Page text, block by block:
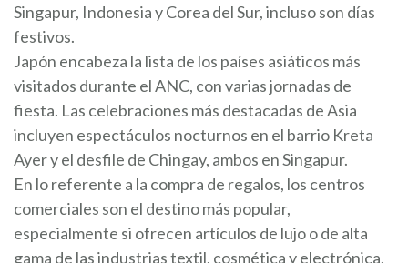
Singapur, Indonesia y Corea del Sur, incluso son días
festivos.
Japón encabeza la lista de los países asiáticos más
visitados durante el ANC, con varias jornadas de
fiesta. Las celebraciones más destacadas de Asia
incluyen espectáculos nocturnos en el barrio Kreta
Ayer y el desfile de Chingay, ambos en Singapur.
En lo referente a la compra de regalos, los centros
comerciales son el destino más popular,
especialmente si ofrecen artículos de lujo o de alta
gama de las industrias textil, cosmética y electrónica.